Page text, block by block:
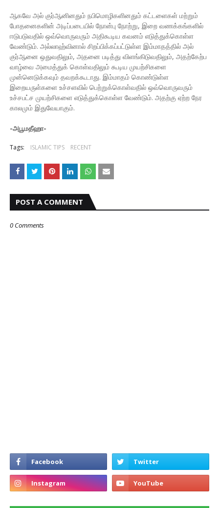
ஆகவே அல் குர்ஆனினதும் நபிமொழிகளினதும் கட்டளைகள் மற்றும்
போதனைகளின் அடிப்படையில் நோன்பு நோற்று, இறை வணக்கங்களில்
ஈடுபடுவதில் ஒவ்வொருவரும் அதிகூடிய கவனம் எடுத்துக்கொள்ள
வேண்டும். அல்லாஹ்வினால் சிறப்பிக்கப்பட்டுள்ள இம்மாதத்தில் அல்
குர்ஆனை ஒதுவதிலும், அதனை படித்து விளங்கிடுவதிலும், அதற்கேற்ப
வாழ்வை அமைத்துக் கொள்வதிலும் கூடிய முயற்சிகளை
முன்னெடுக்கவும் தவறக்கூடாது. இம்மாதம் கொண்டுள்ள
இறையருள்களை உச்சளவில் பெற்றுக்கொள்வதில் ஒவ்வொருவரும்
உச்சபட்ச முயற்சிகளை எடுத்துக்கொள்ள வேண்டும். அதற்கு ஏற்ற நேர
காலமும் இதுவேயாகும்.
-அபூமதீஹா-
Tags: ISLAMIC TIPS RECENT
POST A COMMENT
0 Comments